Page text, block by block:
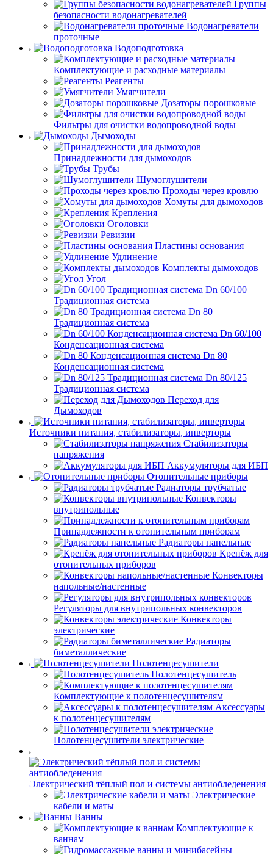
Группы
безопасности водонагревателей
Водонагреватели
проточные
Водоподготовка
Комплектующие и расходные материалы
Реагенты
Умягчители
Дозаторы порошковые
Фильтры для очистки водопроводной воды
Дымоходы
Принадлежности для дымоходов
Трубы
Шумоглушители
Проходы через кровлю
Хомуты для дымоходов
Крепления
Оголовки
Ревизии
Пластины основания
Удлинение
Комплекты дымоходов
Угол
Dn 60/100
Традиционная система
Dn 80
Традиционная система
Dn 60/100
Конденсационная система
Dn 80
Конденсационная система
Dn 80/125
Традиционная система
Переход для
Дымоходов
Источники питания, стабилизаторы, инверторы
Стабилизаторы
напряжения
Аккумуляторы для ИБП
Отопительные приборы
Радиаторы трубчатые
Конвекторы
внутрипольные
Принадлежности к отопительным приборам
Радиаторы панельные
Крепёж для
отопительных приборов
Конвекторы
напольные/настенные
Регуляторы для внутрипольных конвекторов
Конвекторы
электрические
Радиаторы
биметаллические
Полотенцесушители
Полотенцесушитель
Комплектующие к полотенцесушителям
Аксессуары
к полотенцесушителям
Полотенцесушители электрические
Электрический тёплый пол и системы антиобледенения
Электрические
кабели и маты
Ванны
Комплектующие к
ваннам